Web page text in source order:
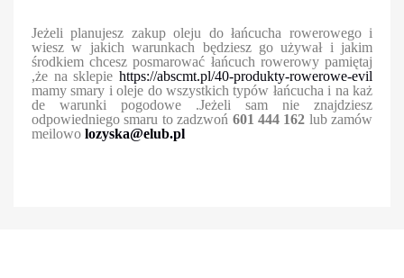
Jeżeli planujesz zakup oleju do łańcucha rowerowego i
wiesz w jakich warunkach będziesz go używał i jakim
środkiem chcesz posmarować łańcuch rowerowy pamiętaj
,że na sklepie https://abscmt.pl/40-produkty-rowerowe-evil
mamy smary i oleje do wszystkich typów łańcucha i na każ
de warunki pogodowe .Jeżeli sam nie znajdziesz
odpowiedniego smaru to zadzwoń 601 444 162 lub zamów
meilowo lozyska@elub.pl